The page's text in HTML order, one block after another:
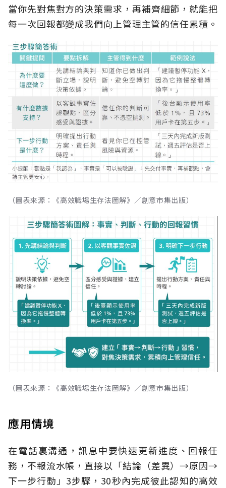
當你先對焦對方的決策需求，再補齊細節，就能把
每一次回報都變成我們向上管理主管的信任累積。
（圖表來源：《高效職場生存法圖解》／創意市集出版）
（圖表來源：《高效職場生存法圖解》／創意市集出版）
應用情境
在電話裏溝通，訊息中要快速更新進度、回報任
務，不報流水帳，直接以「結論（差異）→原因→
下一步行動」3步驟，30秒內完成彼此認知的高效